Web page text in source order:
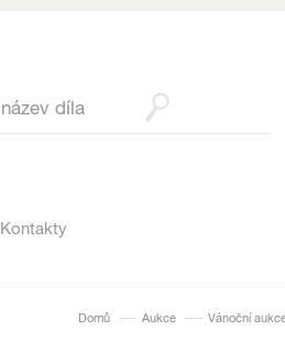
Kontakty
Domů Aukce Vánoční